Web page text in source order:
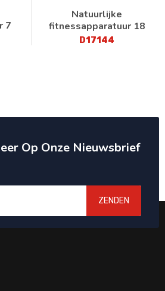
7
Natuurlijke
fitnessapparatuur 18
D17144
Op Onze Nieuwsbrief
ZENDEN